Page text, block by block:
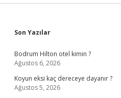
Sidebar
Son Yazılar
Bodrum Hilton otel kimin ?
Ağustos 6, 2026
Koyun eksi kaç dereceye dayanır ?
Ağustos 5, 2026